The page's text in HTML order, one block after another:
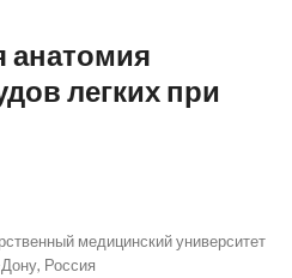
анатомия
легких при
медицинский университет
Россия